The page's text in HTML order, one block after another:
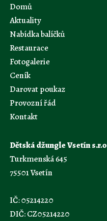
Dětská džungle Vsetín s.r.o
Turkmenská 645
75501 Vsetín
IČ: 05214220
DIČ: CZ05214220
Domů
Aktuality
Nabídka balíčků
Restaurace
Fotogalerie
Ceník
Darovat poukaz
Provozní řád
Kontakt